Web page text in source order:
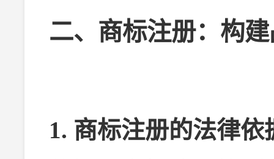
二、商标注册：构
1. 商标注册的法律依